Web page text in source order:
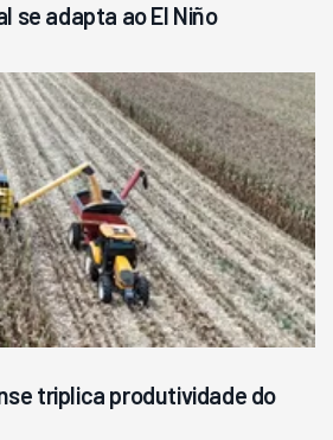
se adapta ao El Niño
triplica produtividade do